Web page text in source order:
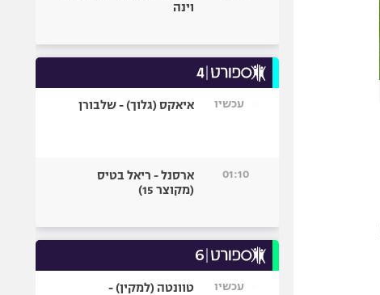
וינה
עכשיו איאקס (גלוך) - שלבורן
01:10
ארסנל - ריאל בטיס
(מקוצר 15)
עכשיו
טוונטה (למקין) -